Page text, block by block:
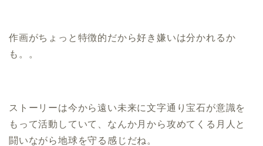
作画がちょっと特徴的だから好き嫌いは分かれるか
も。。
ストーリーは今から遠い未来に文字通り宝石が意識を
もって活動していて、なんか月から攻めてくる月人と
闘いながら地球を守る感じだね。